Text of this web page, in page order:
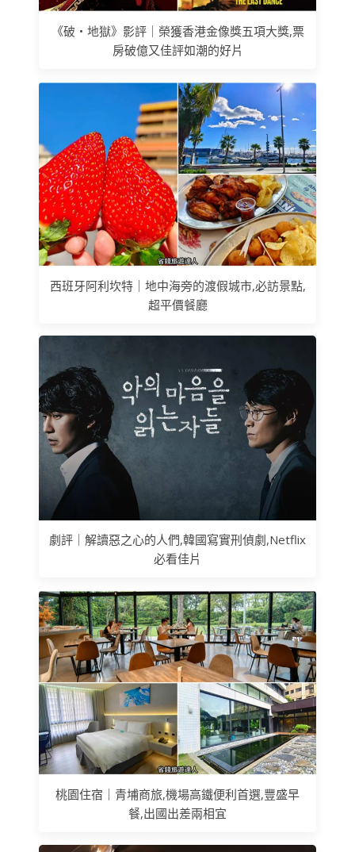
《破‧地獄》影評｜榮獲香港金像獎五項大獎,票
房破億又佳評如潮的好片
西班牙阿利坎特｜地中海旁的渡假城市,必訪景點,
超平價餐廳
劇評｜解讀惡之心的人們,韓國寫實刑偵劇,Netflix
必看佳片
桃園住宿｜青埔商旅,機場高鐵便利首選,豐盛早
餐,出國出差兩相宜